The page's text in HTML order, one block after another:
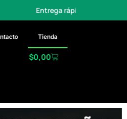
Garantía oficial
Tienda
$0,00